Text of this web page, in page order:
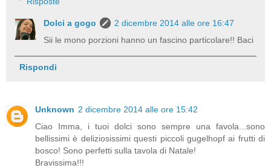
Dolci a gogo
2 dicembre 2014 alle ore 16:47
Sii le mono porzioni hanno un fascino particolare!! Baci
Rispondi
Unknown 2 dicembre 2014 alle ore 15:42
Ciao Imma, i tuoi dolci sono sempre una favola...sono
bellissimi è deliziosissimi questi piccoli gugelhopf ai frutti di
bosco! Sono perfetti sulla tavola di Natale!
Bravissima!!!